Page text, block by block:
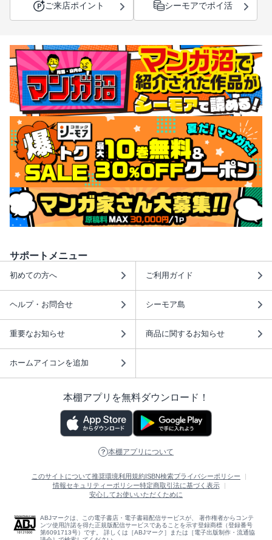
ご来店ポイント シーモアでポイ活
サポートメニュー
初めての方へ ご利用ガイド
ヘルプ・お問合せ シーモア島
重要なお知らせ 商品に関するお知らせ
ホームアイコンを追加
本棚アプリを無料ダウンロード！
本棚アプリについて
このサイトについて推奨環境利用規約ISBN検索プライバシーポリシー
情報セキュリティーポリシー特定商取引法に基づく表示
安心してお使いいただくために
ABJマークは、この電子書店・電子書籍配信サービスが、 著作権者からコンテ
ンツ使用許諾を得た正規版配信サービスであることを示す登録商標（登録番号
第6091713号）です。 詳しくは［ABJマーク］または［電子出版制作・流通協